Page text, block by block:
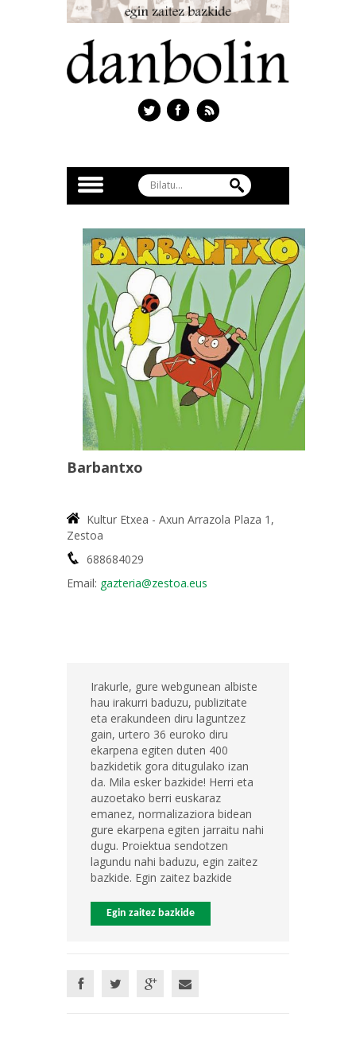
Barbantxo
Kultur Etxea - Axun Arrazola Plaza 1,
Zestoa
688684029
Email: gazteria@zestoa.eus
Irakurle, gure webgunean albiste
hau irakurri baduzu, publizitate
eta erakundeen diru laguntzez
gain, urtero 36 euroko diru
ekarpena egiten duten 400
bazkidetik gora ditugulako izan
da. Mila esker bazkide! Herri eta
auzoetako berri euskaraz
emanez, normalizaziora bidean
gure ekarpena egiten jarraitu nahi
dugu. Proiektua sendotzen
lagundu nahi baduzu, egin zaitez
bazkide. Egin zaitez bazkide
Egin zaitez bazkide